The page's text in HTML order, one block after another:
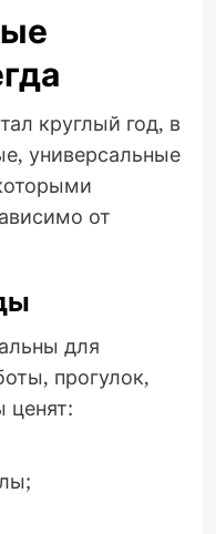
круглый год, в
универсальные
от
для
прогулок,
ценят: